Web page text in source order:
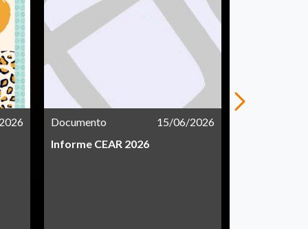
Documento
15/06/2026
Informe CEAR 2026